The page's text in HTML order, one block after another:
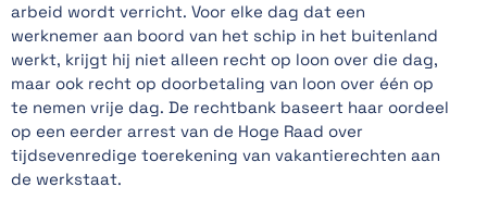
arbeid wordt verricht. Voor elke dag dat een
werknemer aan boord van het schip in het buitenland
werkt, krijgt hij niet alleen recht op loon over die dag,
maar ook recht op doorbetaling van loon over één op
te nemen vrije dag. De rechtbank baseert haar oordeel
op een eerder arrest van de Hoge Raad over
tijdsevenredige toerekening van vakantierechten aan
de werkstaat.